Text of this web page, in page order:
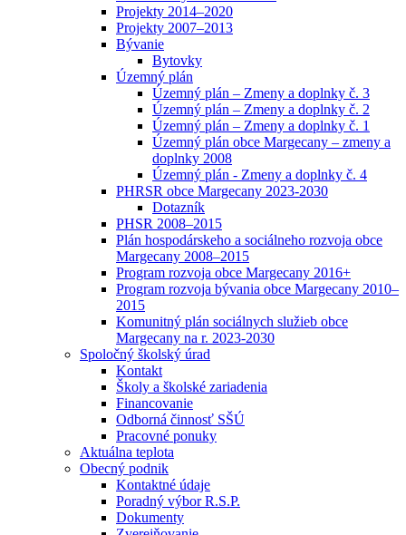
Projekty 2014–2020
Projekty 2007–2013
Bývanie
Bytovky
Územný plán
Územný plán – Zmeny a doplnky č. 3
Územný plán – Zmeny a doplnky č. 2
Územný plán – Zmeny a doplnky č. 1
Územný plán obce Margecany – zmeny a
doplnky 2008
Územný plán - Zmeny a doplnky č. 4
PHRSR obce Margecany 2023-2030
Dotazník
PHSR 2008–2015
Plán hospodárskeho a sociálneho rozvoja obce
Margecany 2008–2015
Program rozvoja obce Margecany 2016+
Program rozvoja bývania obce Margecany 2010–
2015
Komunitný plán sociálnych služieb obce
Margecany na r. 2023-2030
Spoločný školský úrad
Kontakt
Školy a školské zariadenia
Financovanie
Odborná činnosť SŠÚ
Pracovné ponuky
Aktuálna teplota
Obecný podnik
Kontaktné údaje
Poradný výbor R.S.P.
Dokumenty